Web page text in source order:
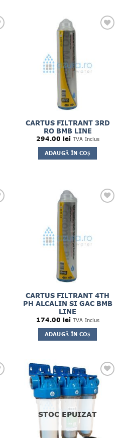
CARTUS FILTRANT 3RD
RO BMB LINE
294.00 lei TVA Inclus
ADAUGĂ ÎN COȘ
CARTUS FILTRANT 4TH
PH ALCALIN SI GAC BMB
LINE
174.00 lei TVA Inclus
ADAUGĂ ÎN COȘ
STOC EPUIZAT